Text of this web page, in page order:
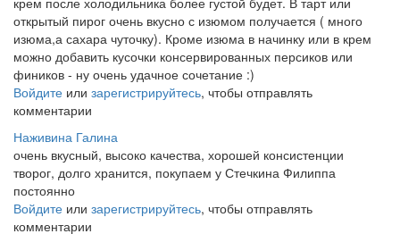
открытый пирог очень вкусно с изюмом получается ( много
изюма,а сахара чуточку). Кроме изюма в начинку или в крем
можно добавить кусочки консервированных персиков или
фиников - ну очень удачное сочетание :)
Войдите или зарегистрируйтесь, чтобы отправлять
комментарии
Наживина Галина
очень вкусный, высоко качества, хорошей консистенции
творог, долго хранится, покупаем у Стечкина Филиппа
постоянно
Войдите или зарегистрируйтесь, чтобы отправлять
комментарии